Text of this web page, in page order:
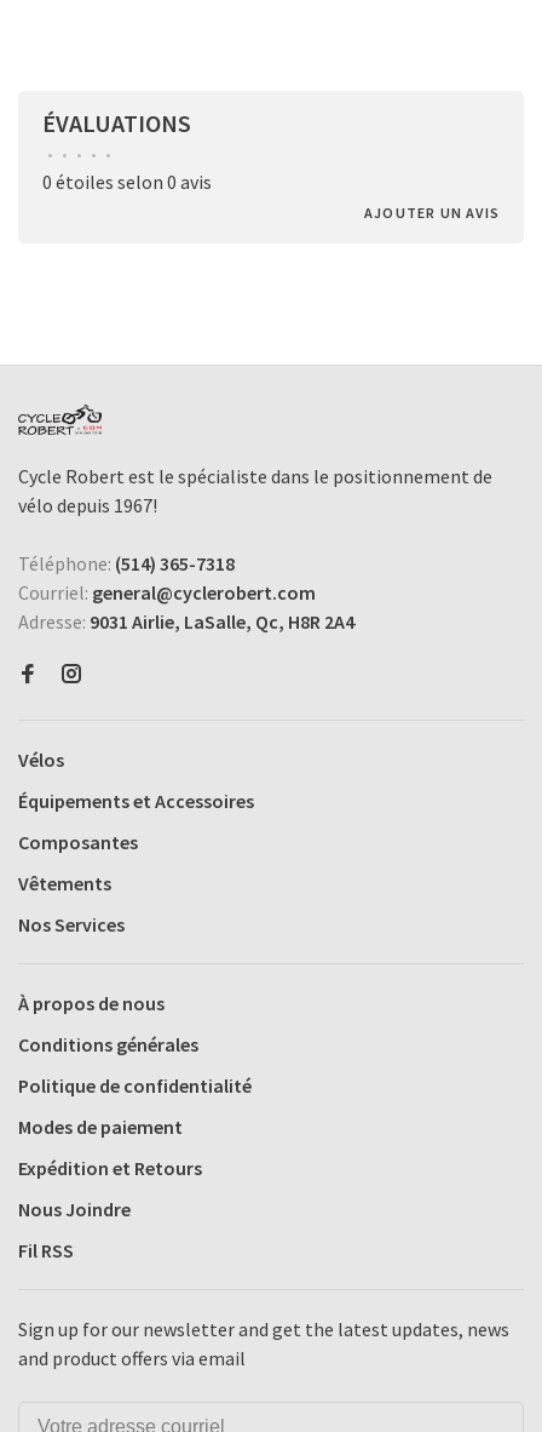
ÉVALUATIONS
• • • • •
0 étoiles selon 0 avis
AJOUTER UN AVIS
Cycle Robert est le spécialiste dans le positionnement de
vélo depuis 1967!
Téléphone: (514) 365-7318
Courriel: general@cyclerobert.com
Adresse: 9031 Airlie, LaSalle, Qc, H8R 2A4
Vélos
Équipements et Accessoires
Composantes
Vêtements
Nos Services
À propos de nous
Conditions générales
Politique de confidentialité
Modes de paiement
Expédition et Retours
Nous Joindre
Fil RSS
Sign up for our newsletter and get the latest updates, news
and product offers via email